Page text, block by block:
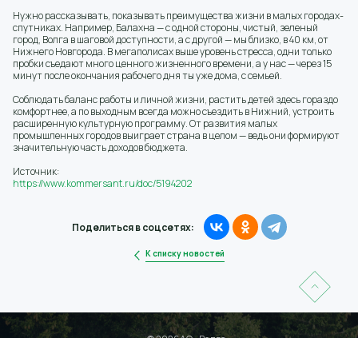
Нужно рассказывать, показывать преимущества жизни в малых городах-
спутниках. Например, Балахна — с одной стороны, чистый, зеленый
город, Волга в шаговой доступности, а с другой — мы близко, в 40 км, от
Нижнего Новгорода. В мегаполисах выше уровень стресса, одни только
пробки съедают много ценного жизненного времени, а у нас — через 15
минут после окончания рабочего дня ты уже дома, с семьей.
Соблюдать баланс работы и личной жизни, растить детей здесь гораздо
комфортнее, а по выходным всегда можно съездить в Нижний, устроить
расширенную культурную программу. От развития малых
промышленных городов выиграет страна в целом — ведь они формируют
значительную часть доходов бюджета.
Источник:
https://www.kommersant.ru/doc/5194202
К списку новостей
Поделиться в соцсетях: